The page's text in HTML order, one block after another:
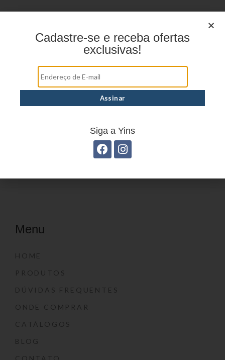
Menu
HOME
PRODUTOS
DÚVIDAS FREQUENTES
ONDE COMPRAR
CATÁLOGOS
BLOG
Cadastre-se e receba ofertas
exclusivas!
Siga a Yins